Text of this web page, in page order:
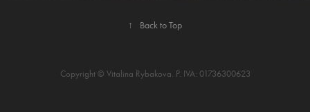
↑ Back to Top
Copyright © Vitalina Rybakova. P. IVA: 01736300623